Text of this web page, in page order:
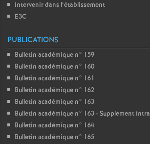
Intervenir dans l’établissement
E3C
PUBLICATIONS
Bulletin académique n° 159
Bulletin académique n° 160
Bulletin académique n° 161
Bulletin académique n° 162
Bulletin académique n° 163
Bulletin académique n° 163 - Supplement intra
Bulletin académique n° 164
Bulletin académique n° 165